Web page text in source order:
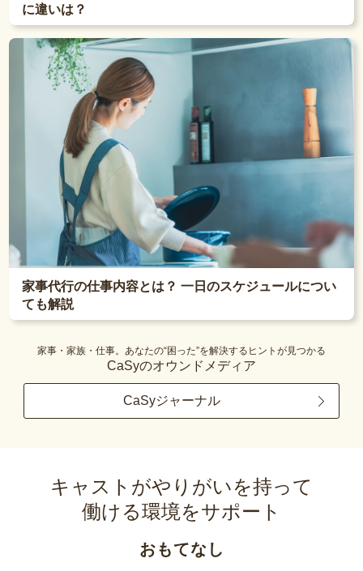
に違いは？
家事代行の仕事内容とは？ 一日のスケジュールについ
ても解説
家事・家族・仕事。あなたの“困った”を解決するヒントが見つかる
CaSyのオウンドメディア
CaSyジャーナル
キャストがやりがいを持って
働ける環境をサポート
おもてなし